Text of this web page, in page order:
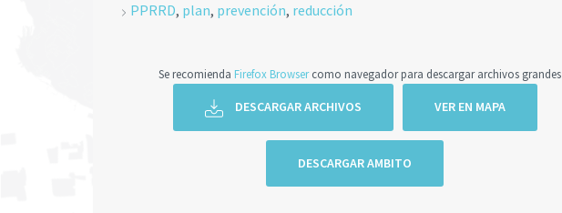
PPRRD, plan, prevención, reducción
Se recomienda Firefox Browsercomo navegador para descargar archivos grandes
DESCARGAR ARCHIVOS VER EN MAPA
DESCARGAR AMBITO